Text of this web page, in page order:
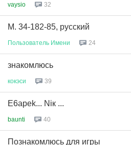
vaysio 32
М. 34-182-85, русский
Пользователь Имени 24
знакомлюсь
кокэси 39
E6apek... Niк ...
baunti 40
Познакомлюсь для игры